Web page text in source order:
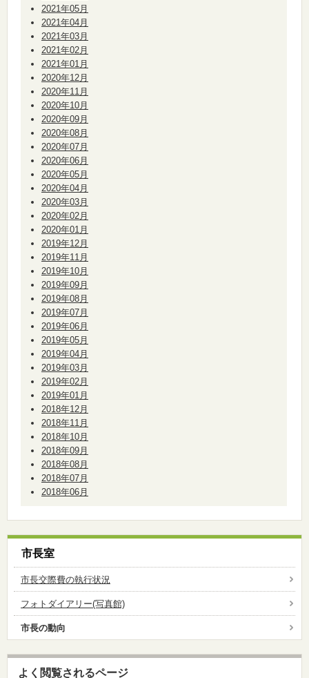
2021年05月
2021年04月
2021年03月
2021年02月
2021年01月
2020年12月
2020年11月
2020年10月
2020年09月
2020年08月
2020年07月
2020年06月
2020年05月
2020年04月
2020年03月
2020年02月
2020年01月
2019年12月
2019年11月
2019年10月
2019年09月
2019年08月
2019年07月
2019年06月
2019年05月
2019年04月
2019年03月
2019年02月
2019年01月
2018年12月
2018年11月
2018年10月
2018年09月
2018年08月
2018年07月
2018年06月
市長室
市長交際費の執行状況
フォトダイアリー(写真館)
市長の動向
よく閲覧されるページ